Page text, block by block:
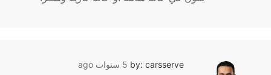
by: carsserve 5 سنوات ago